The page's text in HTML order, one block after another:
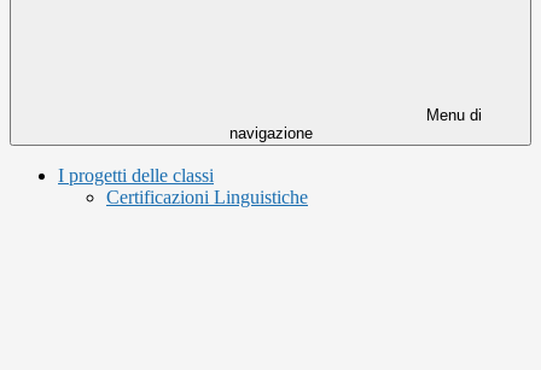
Menu di
navigazione
I progetti delle classi
Certificazioni Linguistiche